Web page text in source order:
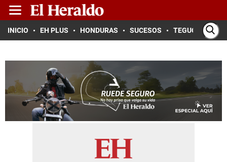
INICIO EH PLUS HONDURAS SUCESOS TEGUCIGALPA